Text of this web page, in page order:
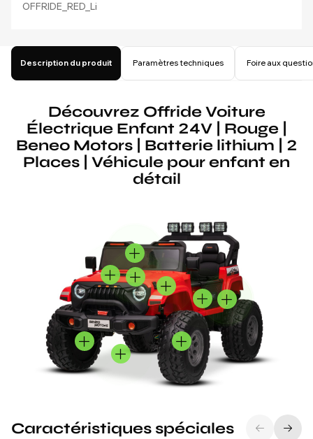
OFFRIDE_RED_Li
Description du produit Paramètres techniques Foire aux
Découvrez Offride Voiture
Électrique Enfant 24V | Rouge |
Beneo Motors | Batterie lithium | 2
Places | Véhicule pour enfant en
détail
Caractéristiques spéciales